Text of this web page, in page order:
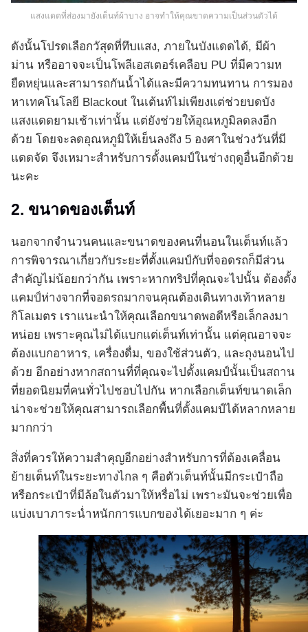
แสงแดดที่ส่องมายังเต็นท์ผ้าบาง อาจทำให้คุณขาดความเป็นส่วนตัวได้
ดังนั้นโปรดเลือกวัสุดที่ทึบแสง, ภายในบังแดดได้, มีผ้า
ม่าน หรืออาจจะเป็นโพลีเอสเตอร์เคลือบ PU ที่มีความห
ยืดหยุ่นและสามารถกันน้ำได้และมีความทนทาน การมอง
หาเทคโนโลยี Blackout ในเต้นท์ไม่เพียงแต่ช่วยบดบัง
แสงแดดยามเช้าเท่านั้น แต่ยังช่วยให้อุณหภูมิลดลงอีก
ด้วย โดยจะลดอุณหภูมิให้เย็นลงถึง 5 องศาในช่วงวันที่มี
แดดจัด จึงเหมาะสำหรับการตั้งแคมป์ในช่างฤดูอื่นอีกด้วย
นะคะ
2. ขนาดของเต็นท์
นอกจากจำนวนคนและขนาดของคนที่นอนในเต็นท์แล้ว
การพิจารณาเกี่ยวกับระยะที่ตั้งแคมป์กับที่จอดรถก็มีส่วน
สำคัญไม่น้อยกว่ากัน เพราะหากทริปที่คุณจะไปนั้น ต้องตั้ง
แคมป์ห่างจากที่จอดรถมากจนคุณต้องเดินทางเท้าหลาย
กิโลเมตร เราแนะนำให้คุณเลือกขนาดพอดีหรือเล็กลงมา
หน่อย เพราะคุณไม่ได้แบกแต่เต็นท์เท่านั้น แต่คุณอาจจะ
ต้องแบกอาหาร, เครื่องดื่ม, ของใช้ส่วนตัว, และถุงนอนไป
ด้วย อีกอย่างหากสถานที่ที่คุณจะไปตั้งแคมป์นั้นเป็นสถาน
ที่ยอดนิยมที่คนทั่วไปชอบไปกัน หากเลือกเต็นท์ขนาดเล็ก
น่าจะช่วยให้คุณสามารถเลือกพื้นที่ตั้งแคมป์ได้หลากหลาย
มากกว่า
สิ่งที่ควรให้ความสำคุญอีกอย่างสำหรับการที่ต้องเคลื่อน
ย้ายเต็นท์ในระยะทางไกล ๆ คือตัวเต็นท์นั้นมีกระเป๋าถือ
หรือกระเป๋าที่มีล้อในตัวมาให้หรื่อไม่ เพราะมันจะช่วยเพื่อ
แบ่งเบาภาระน่ำหนักการแบกของได้เยอะมาก ๆ ค่ะ